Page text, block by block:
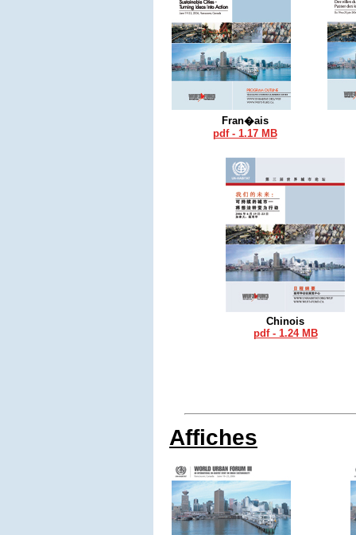
Fran�ais
pdf - 1.17 MB
Chinois
pdf - 1.24 MB
Affiches